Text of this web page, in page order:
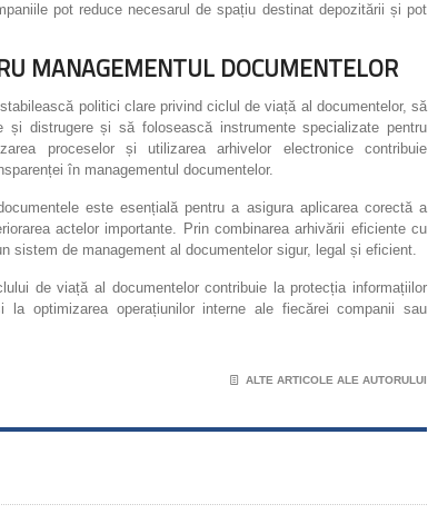
pot reduce necesarul de spațiu destinat depozitării și pot
MANAGEMENTUL DOCUMENTELOR
politici clare privind ciclul de viață al documentelor, să
și distrugere și să folosească instrumente specializate pentru
proceselor și utilizarea arhivelor electronice contribuie
în managementul documentelor.
este esențială pentru a asigura aplicarea corectă a
actelor importante. Prin combinarea arhivării eficiente cu
sistem de management al documentelor sigur, legal și eficient.
de viață al documentelor contribuie la protecția informațiilor
la optimizarea operațiunilor interne ale fiecărei companii sau
📄 ALTE ARTICOLE ALE AUTORULUI